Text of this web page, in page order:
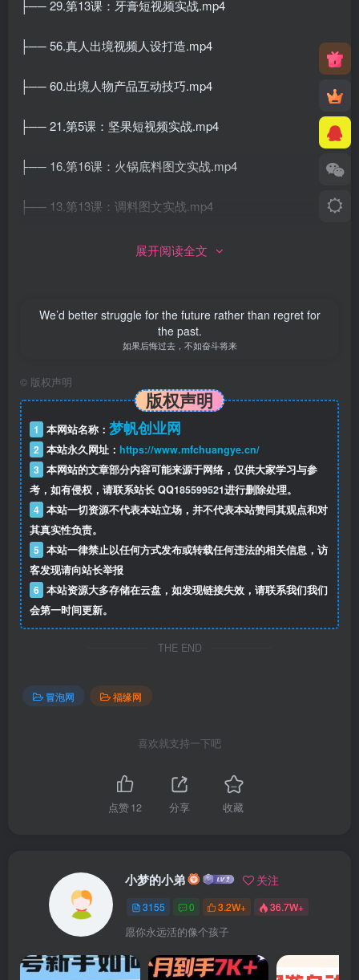
├── 29.第13课：牙膏短视频实战.mp4
├── 56.真人出境视频人设打造.mp4
├── 60.出境人物产品互动技巧.mp4
├── 21.第5课：坚果短视频实战.mp4
├── 16.第16课：火锅底料图文实战.mp4
├── 13.第13课：调料图文实战.mp4
├── 79.王家食谱.mp4
├── 28.第12课：面包短视频实战.mp4
├── 23.第7课：洗衣凝珠短视频实战.mp4
├── 11.第11课：牙膏图文实战.mp4
├── 64.真人出境背景搭建.mp4
├── 76.是彤彤吖.mp4
├── 70.大妮子超爱吃.mp4
├── 45.原创拍摄湿巾实战.mp4
├── 35.原创视频拍摄常用道具.mp4
├── 65.真人出境形象包装.mp4
├── 62.真人动态氛围拍摄.mp4
├── 27.第11课：辣条短视频实战.mp4
├── 49.原创拍摄薄荷糖实战.mp4
展开阅读全文
We’d better struggle for the future rather than regret for
the past.
如果后悔过去，不如奋斗将来
© 版权声明
版权声明
1 本网站名称： 梦帆创业网
2 本站永久网址： https://www.mfchuangye.cn/
3 本网站的文章部分内容可能来源于网络，仅供大家学习与参
考，如有侵权，请联系站长 QQ185599521进行删除处理。
4 本站一切资源不代表本站立场，并不代表本站赞同其观点和对
其真实性负责。
5 本站一律禁止以任何方式发布或转载任何违法的相关信息，访
客发现请向站长举报
6 本站资源大多存储在云盘，如发现链接失效，请联系我们我们
会第一时间更新。
THE END
冒泡网 福缘网
喜欢就支持一下吧
点赞12 分享 收藏
小梦的小弟 关注
3155 0 3.2W+ 36.7W+
愿你永远活的像个孩子